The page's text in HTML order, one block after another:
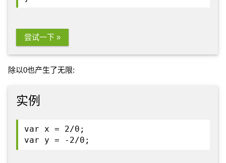
尝试一下 »
除以0也产生了无限:
实例
var x = 2/0;
var y = -2/0;